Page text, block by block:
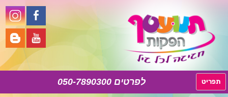
050-7890300 תפריט